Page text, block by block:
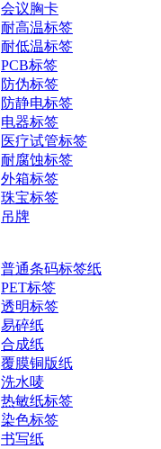
会议胸卡
耐高温标签
耐低温标签
PCB标签
防伪标签
防静电标签
电器标签
医疗试管标签
耐腐蚀标签
外箱标签
珠宝标签
吊牌
普通条码标签纸
PET标签
透明标签
易碎纸
合成纸
覆膜铜版纸
洗水唛
热敏纸标签
染色标签
书写纸